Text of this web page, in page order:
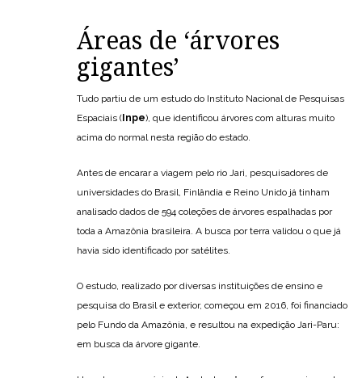
Áreas de ‘árvores
gigantes’
Tudo partiu de um estudo do Instituto Nacional de Pesquisas
Espaciais ( Inpe), que identificou árvores com alturas muito
acima do normal nesta região do estado.
Antes de encarar a viagem pelo rio Jari, pesquisadores de
universidades do Brasil, Finlândia e Reino Unido já tinham
analisado dados de 594 coleções de árvores espalhadas por
toda a Amazônia brasileira. A busca por terra validou o que já
havia sido identificado por satélites.
O estudo, realizado por diversas instituições de ensino e
pesquisa do Brasil e exterior, começou em 2016, foi financiado
pelo Fundo da Amazônia, e resultou na expedição Jari-Paru:
em busca da árvore gigante.